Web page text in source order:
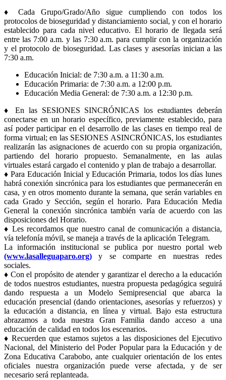
♦ Cada Grupo/Grado/Año sigue cumpliendo con todos los
protocolos de bioseguridad y distanciamiento social, y con el horario
establecido para cada nivel educativo. El horario de llegada será
entre las 7:00 a.m. y las 7:30 a.m. para cumplir con la organización
y el protocolo de bioseguridad. Las clases y asesorías inician a las
7:30 a.m.
Educación Inicial: de 7:30 a.m. a 11:30 a.m.
Educación Primaria: de 7:30 a.m. a 12:00 p.m.
Educación Media General: de 7:30 a.m. a 12:30 p.m.
♦ En las SESIONES SINCRÓNICAS los estudiantes deberán
conectarse en un horario específico, previamente establecido, para
así poder participar en el desarrollo de las clases en tiempo real de
forma virtual; en las SESIONES ASINCRÓNICAS, los estudiantes
realizarán las asignaciones de acuerdo con su propia organización,
partiendo del horario propuesto. Semanalmente, en las aulas
virtuales estará cargado el contenido y plan de trabajo a desarrollar.
♦ Para Educación Inicial y Educación Primaria, todos los días lunes
habrá conexión sincrónica para los estudiantes que permanecerán en
casa, y en otros momento durante la semana, que serán variables en
cada Grado y Sección, según el horario. Para Educación Media
General la conexión sincrónica también varía de acuerdo con las
disposiciones del Horario.
♦ Les recordamos que nuestro canal de comunicación a distancia,
vía telefonía móvil, se maneja a través de la aplicación Telegram.
La información institucional se publica por nuestro portal web
(www.lasalleguaparo.org) y se comparte en nuestras redes
sociales.
♦ Con el propósito de atender y garantizar el derecho a la educación
de todos nuestros estudiantes, nuestra propuesta pedagógica seguirá
dando respuesta a un Modelo Semipresencial que abarca la
educación presencial (dando orientaciones, asesorías y refuerzos) y
la educación a distancia, en línea y virtual. Bajo esta estructura
abrazamos a toda nuestra Gran Familia dando acceso a una
educación de calidad en todos los escenarios.
♦ Recuerden que estamos sujetos a las disposiciones del Ejecutivo
Nacional, del Ministerio del Poder Popular para la Educación y de
Zona Educativa Carabobo, ante cualquier orientación de los entes
oficiales nuestra organización puede verse afectada, y de ser
necesario será replanteada.